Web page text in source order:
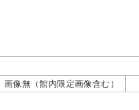
画像無（館内限定画像含む）